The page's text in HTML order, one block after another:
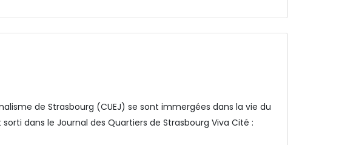
de Strasbourg (CUEJ) se sont immergées dans la vie du
sorti dans le Journal des Quartiers de Strasbourg Viva Cité :